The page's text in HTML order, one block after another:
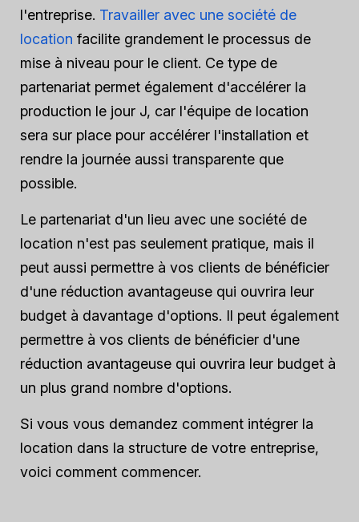
l'entreprise. Travailler avec une société de
location facilite grandement le processus de
mise à niveau pour le client. Ce type de
partenariat permet également d'accélérer la
production le jour J, car l'équipe de location
sera sur place pour accélérer l'installation et
rendre la journée aussi transparente que
possible.
Le partenariat d'un lieu avec une société de
location n'est pas seulement pratique, mais il
peut aussi permettre à vos clients de bénéficier
d'une réduction avantageuse qui ouvrira leur
budget à davantage d'options. Il peut également
permettre à vos clients de bénéficier d'une
réduction avantageuse qui ouvrira leur budget à
un plus grand nombre d'options.
Si vous vous demandez comment intégrer la
location dans la structure de votre entreprise,
voici comment commencer.